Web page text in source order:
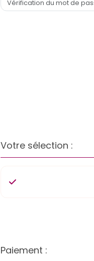
Votre sélection :
Paiement :